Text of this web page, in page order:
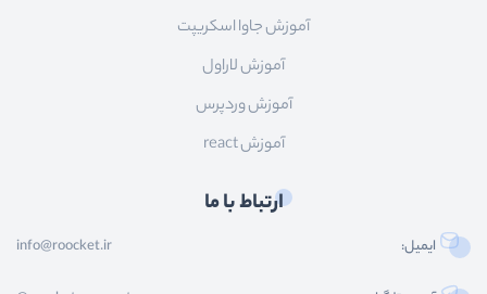
آموزش جاوا اسکریپت
آموزش لاراول
آموزش وردپرس
آموزش react
ارتباط با ما
ایمیل: info@roocket.ir